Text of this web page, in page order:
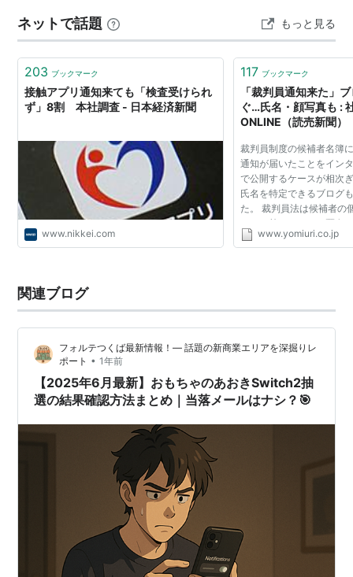
ネットで話題 もっと見る
203 ブックマーク
接触アプリ通知来ても「検査受けられ
ず」8割 本社調査 - 日本経済新聞
www.nikkei.com
117 ブックマーク
「裁判員通知来た」
ぐ…氏名・顔写真も :
ONLINE（読売新聞）
裁判員制度の候補者名簿
通知が届いたことをイン
で公開するケースが相次
氏名を特定できるブログ
た。 裁判員法は候補者の
ことを禁じており、匿名
問題はないが、個人が特
www.yomiuri.co.jp
関連ブログ
フォルテつくば最新情報！— 話題の新商業エリアを深掘りレ
ポート • 1年前
【2025年6月最新】おもちゃのあおきSwitch2抽
選の結果確認方法まとめ｜当落メールはナシ？🎯